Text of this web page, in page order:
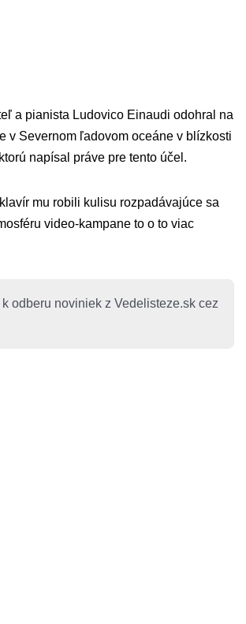
a pianista Ludovico Einaudi odohral na
v Severnom ľadovom oceáne v blízkosti
napísal práve pre tento účel.
mu robili kulisu rozpadávajúce sa
video-kampane to o to viac
odberu noviniek z Vedelisteze.sk cez